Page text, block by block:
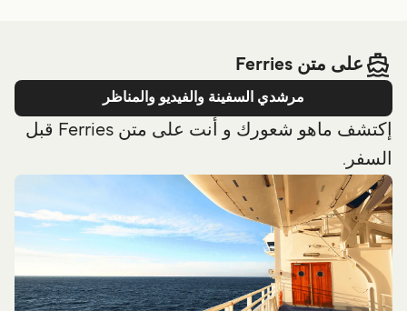
على متن Ferries
مرشدي السفينة والفيديو والمناظر
إكتشف ماهو شعورك و أنت على متن Ferries قبل
السفر.